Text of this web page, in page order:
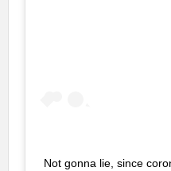
Not gonna lie, since